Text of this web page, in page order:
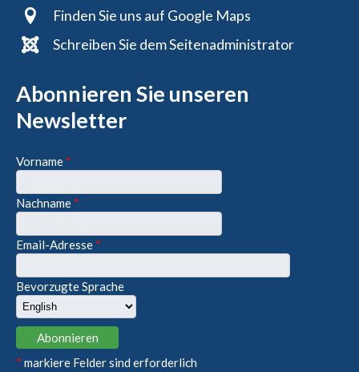
Finden Sie uns auf Google Maps
Schreiben Sie dem Seitenadministrator
Abonnieren Sie unseren
Newsletter
Vorname *
Nachname *
Email-Adresse *
Bevorzugte Sprache
* markiere Felder sind erforderlich